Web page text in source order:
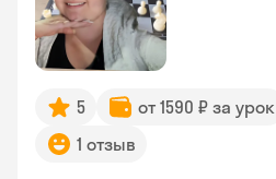
5 от 1590 ₽ за урок
1 отзыв